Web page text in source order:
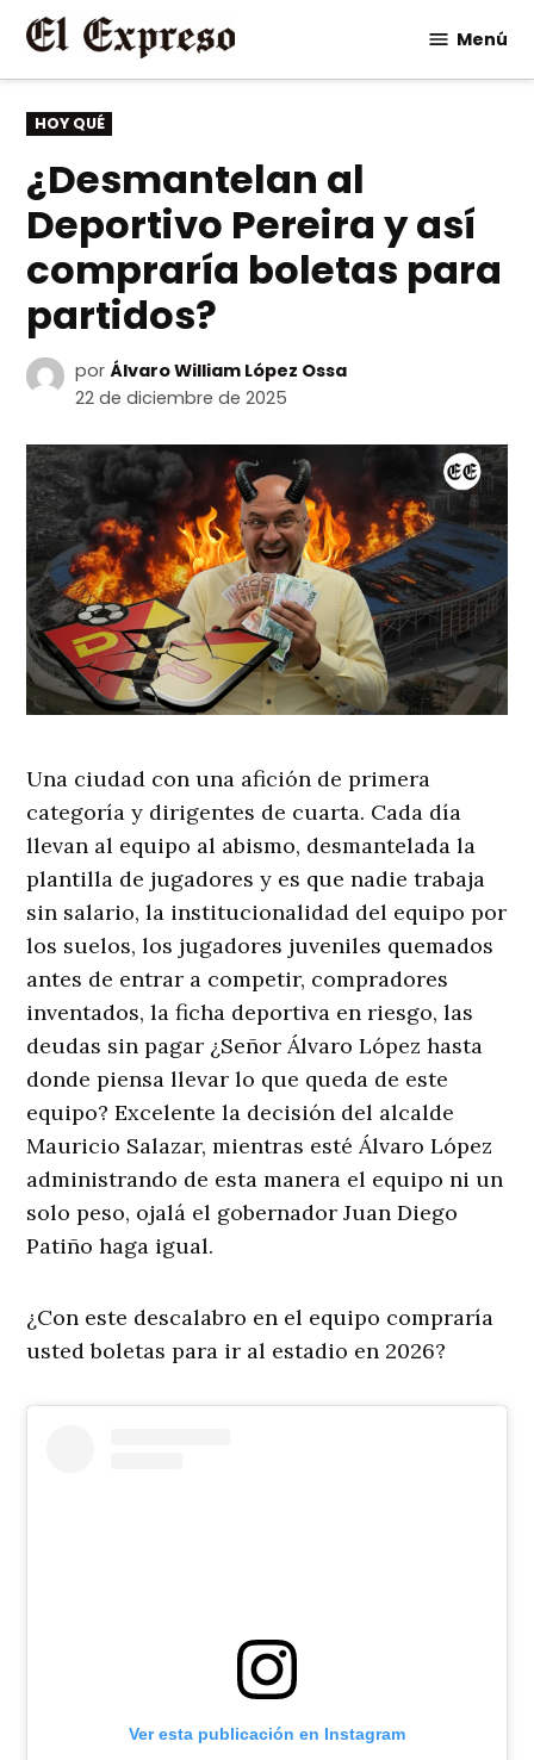
Saltar
contenido
Menú
PUBLICADO
EN
HOY QUÉ
¿Desmantelan al
Deportivo Pereira y así
compraría boletas para
partidos?
por Álvaro William López Ossa
22 de diciembre de 2025
Una ciudad con una afición de primera
categoría y dirigentes de cuarta. Cada día
llevan al equipo al abismo, desmantelada la
plantilla de jugadores y es que nadie trabaja
sin salario, la institucionalidad del equipo por
los suelos, los jugadores juveniles quemados
antes de entrar a competir, compradores
inventados, la ficha deportiva en riesgo, las
deudas sin pagar ¿Señor Álvaro López hasta
donde piensa llevar lo que queda de este
equipo? Excelente la decisión del alcalde
Mauricio Salazar, mientras esté Álvaro López
administrando de esta manera el equipo ni un
solo peso, ojalá el gobernador Juan Diego
Patiño haga igual.
¿Con este descalabro en el equipo compraría
usted boletas para ir al estadio en 2026?
Ver esta publicación en Instagram